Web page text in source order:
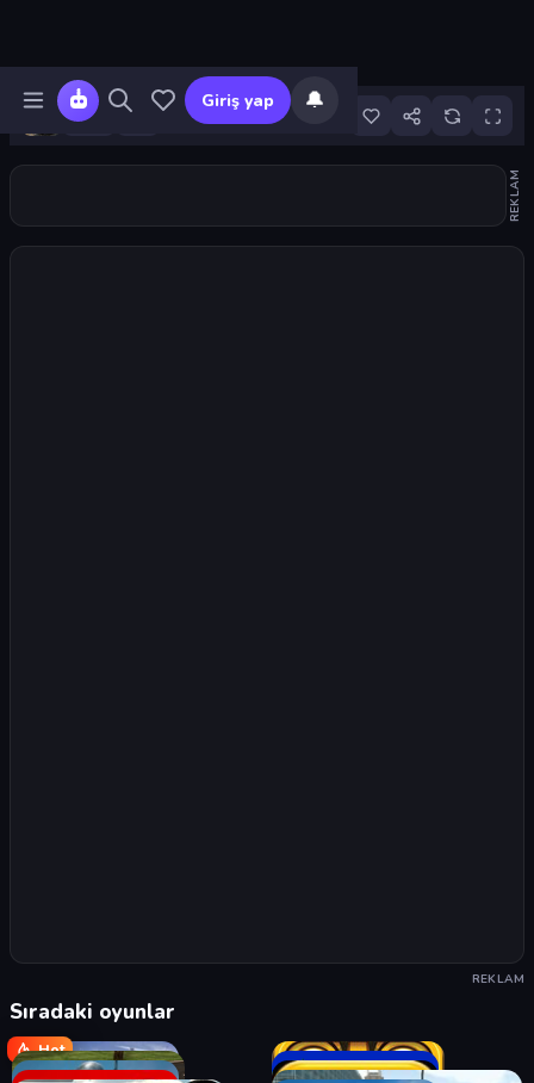
Giriş yap 🔔
8
REKLAM
REKLAM
Sıradaki oyunlar
Hot